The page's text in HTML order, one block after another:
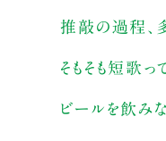
推敲の過程、
そもそも短歌っ
ビールを飲みな